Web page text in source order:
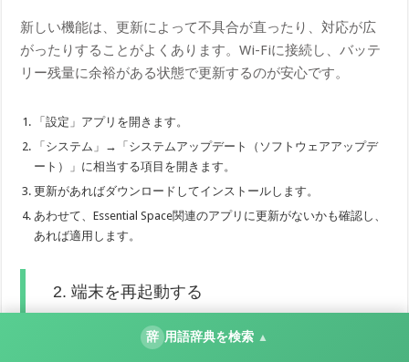
新しい機能は、更新によって不具合が直ったり、対応が広
がったりすることがよくあります。Wi-Fiに接続し、バッテ
リー残量に余裕がある状態で更新するのが安心です。
「設定」アプリを開きます。
「システム」→「システムアップデート（ソフトウェアアップデ
ート）」に相当する項目を開きます。
更新があればダウンロードしてインストールします。
あわせて、Essential Space関連のアプリに更新がないかも確認し、
あれば適用します。
2. 端末を再起動する
再起動は、一時的な不具合をクリアするもっとも手軽で効
辞 用語辞典を検索 ▲